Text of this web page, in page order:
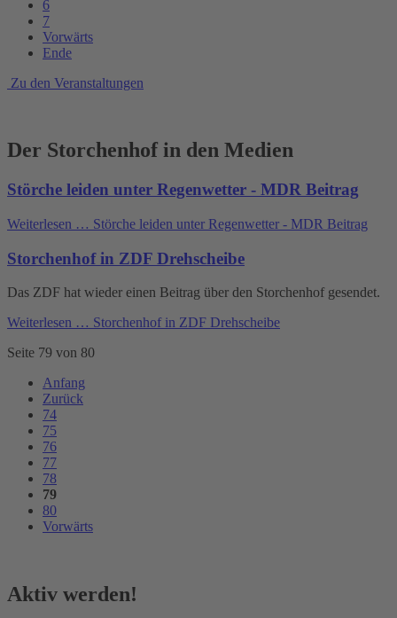
6
7
Vorwärts
Ende
Zu den Veranstaltungen
Der Storchenhof in den Medien
Störche leiden unter Regenwetter - MDR Beitrag
Weiterlesen … Störche leiden unter Regenwetter - MDR Beitrag
Storchenhof in ZDF Drehscheibe
Das ZDF hat wieder einen Beitrag über den Storchenhof gesendet.
Weiterlesen … Storchenhof in ZDF Drehscheibe
Seite 79 von 80
Anfang
Zurück
74
75
76
77
78
79
80
Vorwärts
Aktiv werden!